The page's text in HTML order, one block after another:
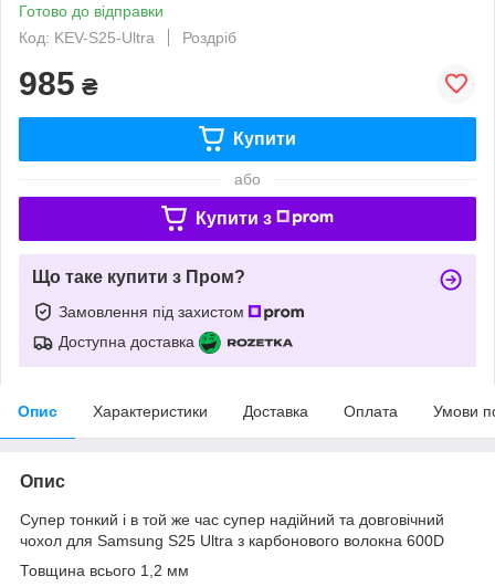
Готово до відправки
Код: KEV-S25-Ultra
Роздріб
985 ₴
Купити
або
Купити з
Що таке купити з Пром?
Замовлення під захистом
Доступна доставка
Опис Характеристики Доставка Оплата Умови
Опис
Супер тонкий і в той же час супер надійний та довговічний
чохол для Samsung S25 Ultra з карбонового волокна 600D
Товщина всього 1,2 мм